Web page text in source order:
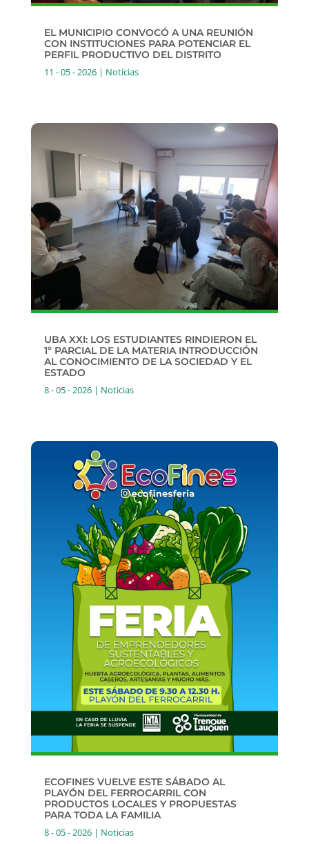
EL MUNICIPIO CONVOCÓ A UNA REUNIÓN
CON INSTITUCIONES PARA POTENCIAR EL
PERFIL PRODUCTIVO DEL DISTRITO
11 - 05 - 2026| Noticias
UBA XXI: LOS ESTUDIANTES RINDIERON EL
1º PARCIAL DE LA MATERIA INTRODUCCIÓN
AL CONOCIMIENTO DE LA SOCIEDAD Y EL
ESTADO
8 - 05 - 2026| Noticias
ECOFINES VUELVE ESTE SÁBADO AL
PLAYÓN DEL FERROCARRIL CON
PRODUCTOS LOCALES Y PROPUESTAS
PARA TODA LA FAMILIA
8 - 05 - 2026| Noticias